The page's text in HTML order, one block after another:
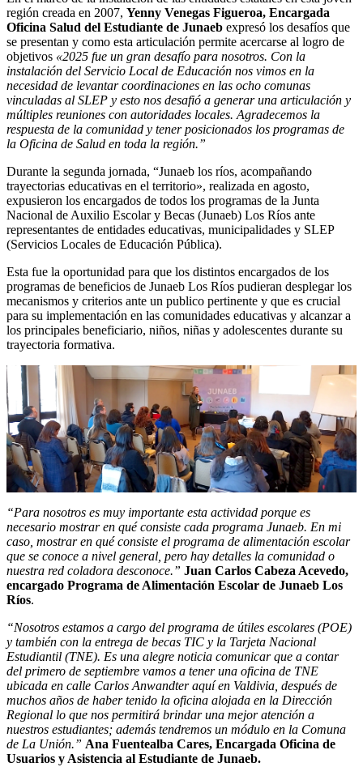
región creada en 2007, Yenny Venegas Figueroa, Encargada
Oficina Salud del Estudiante de Junaeb expresó los desafíos que
se presentan y como esta articulación permite acercarse al logro de
objetivos «2025 fue un gran desafío para nosotros. Con la
instalación del Servicio Local de Educación nos vimos en la
necesidad de levantar coordinaciones en las ocho comunas
vinculadas al SLEP y esto nos desafió a generar una articulación y
múltiples reuniones con autoridades locales. Agradecemos la
respuesta de la comunidad y tener posicionados los programas de
la Oficina de Salud en toda la región.”
Durante la segunda jornada, “Junaeb los ríos, acompañando
trayectorias educativas en el territorio», realizada en agosto,
expusieron los encargados de todos los programas de la Junta
Nacional de Auxilio Escolar y Becas (Junaeb) Los Ríos ante
representantes de entidades educativas, municipalidades y SLEP
(Servicios Locales de Educación Pública).
Esta fue la oportunidad para que los distintos encargados de los
programas de beneficios de Junaeb Los Ríos pudieran desplegar los
mecanismos y criterios ante un publico pertinente y que es crucial
para su implementación en las comunidades educativas y alcanzar a
los principales beneficiario, niños, niñas y adolescentes durante su
trayectoria formativa.
“Para nosotros es muy importante esta actividad porque es
necesario mostrar en qué consiste cada programa Junaeb. En mi
caso, mostrar en qué consiste el programa de alimentación escolar
que se conoce a nivel general, pero hay detalles la comunidad o
nuestra red coladora desconoce.” Juan Carlos Cabeza Acevedo,
encargado Programa de Alimentación Escolar de Junaeb Los
Ríos.
“Nosotros estamos a cargo del programa de útiles escolares (POE)
y también con la entrega de becas TIC y la Tarjeta Nacional
Estudiantil (TNE). Es una alegre noticia comunicar que a contar
del primero de septiembre vamos a tener una oficina de TNE
ubicada en calle Carlos Anwandter aquí en Valdivia, después de
muchos años de haber tenido la oficina alojada en la Dirección
Regional lo que nos permitirá brindar una mejor atención a
nuestros estudiantes; además tendremos un módulo en la Comuna
de La Unión.” Ana Fuentealba Cares, Encargada Oficina de
Usuarios y Asistencia al Estudiante de Junaeb.